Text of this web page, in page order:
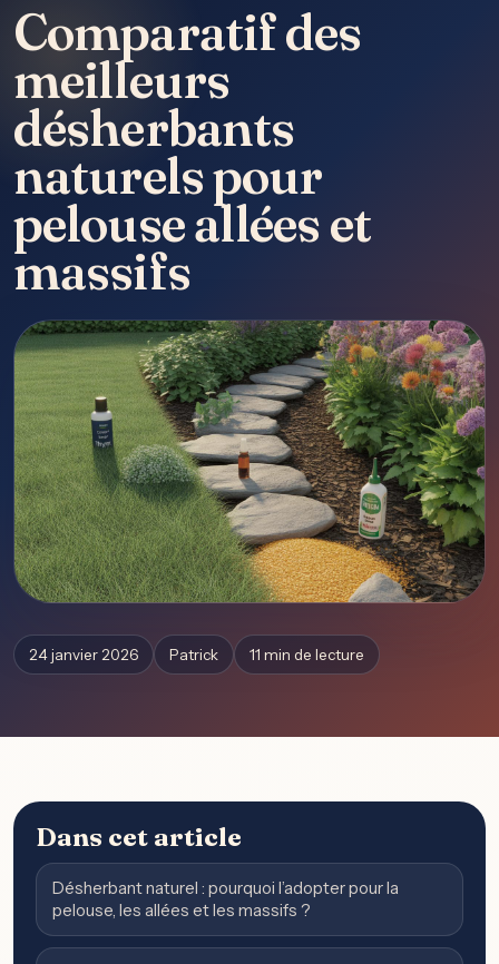
Comparatif des
meilleurs
désherbants
naturels pour
pelouse allées et
massifs
24 janvier 2026 Patrick 11 min de lecture
Dans cet article
Désherbant naturel : pourquoi l’adopter pour la
pelouse, les allées et les massifs ?